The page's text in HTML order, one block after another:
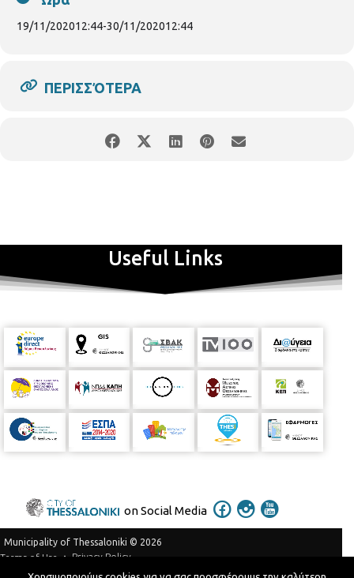
19/11/202012:44-30/11/202012:44
ΠΕΡΙΣΣΌΤΕΡΑ
Useful Links
on Social Media
Municipality of Thessaloniki © 2026
Terms of Use
Privacy Policy